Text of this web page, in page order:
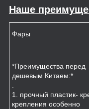
Наше
Фары
*Преимущества перед
дешевым Китаем:*
.
1. прочный пластик-
крепления особенно